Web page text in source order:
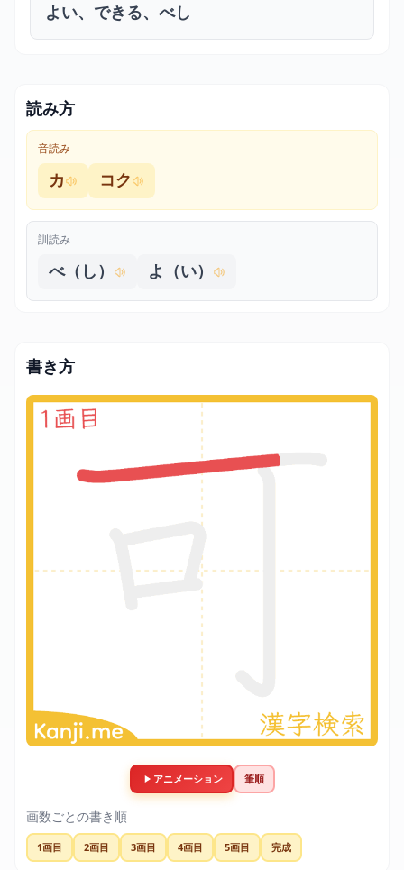
よい、できる、べし
読み方
音読み
カ コク
訓読み
べ（し） よ（い）
書き方
アニメーション 筆順
画数ごとの書き順
1画目 2画目 3画目 4画目 5画目 完成